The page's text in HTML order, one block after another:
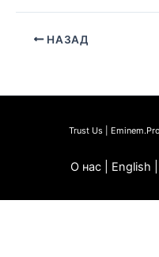
НАЗАД
Trust Us |
О нас | English